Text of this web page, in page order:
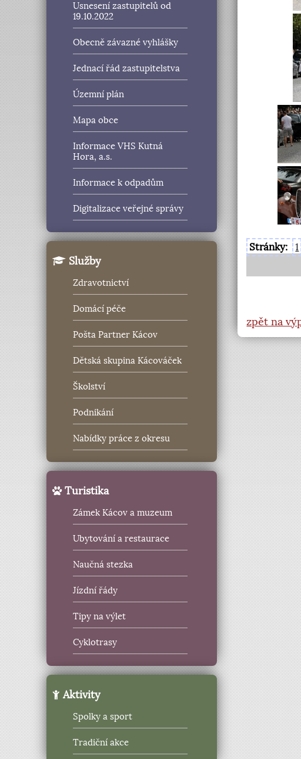
Usnesení zastupitelů od
19.10.2022
Obecně závazné vyhlášky
Jednací řád zastupitelstva
Územní plán
Mapa obce
Informace VHS Kutná
Hora, a.s.
Informace k odpadům
Digitalizace veřejné správy
Služby
Zdravotnictví
Domácí péče
Pošta Partner Kácov
Dětská skupina Kácováček
Školství
Podnikání
Nabídky práce z okresu
Turistika
Zámek Kácov a muzeum
Ubytování a restaurace
Naučná stezka
Jízdní řády
Tipy na výlet
Cyklotrasy
Aktivity
Spolky a sport
Tradiční akce
Stránky: 1
zpět na